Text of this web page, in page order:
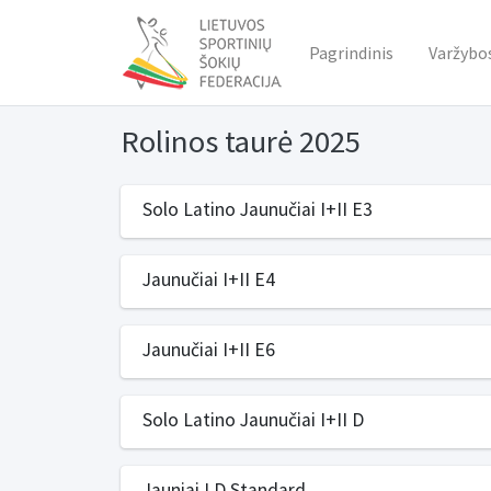
Pagrindinis
Rolinos taurė 2025
Solo Latino Jaunučiai I+II E3
Jaunučiai I+II E4
Jaunučiai I+II E6
Solo Latino Jaunučiai I+II D